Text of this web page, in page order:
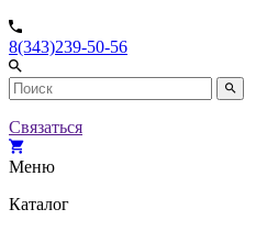
8(343)239-50-56
Связаться
Меню
Каталог